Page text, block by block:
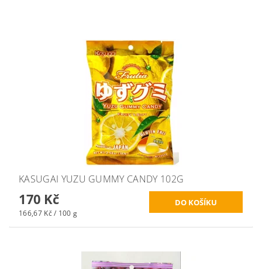
KASUGAI YUZU GUMMY CANDY 102G
170 Kč
166,67 Kč / 100 g